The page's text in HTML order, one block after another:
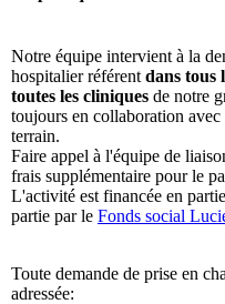
Notre équipe intervient à la
hospitalier référent dans tous
toutes les cliniques de notre
toujours en collaboration avec
terrain.
Faire appel à l'équipe de
frais supplémentaire pour le
L'activité est financée en
partie par le Fonds social
Toute demande de prise en
adressée: